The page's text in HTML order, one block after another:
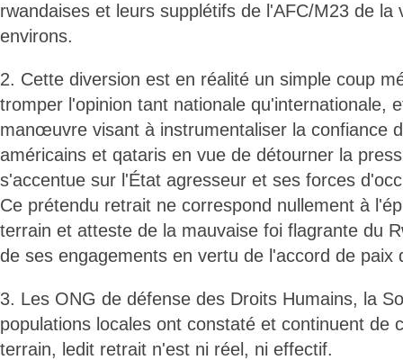
rwandaises et leurs supplétifs de l'AFC/M23 de la
environs.
2. Cette diversion est en réalité un simple coup
tromper l'opinion tant nationale qu'internationale,
manœuvre visant à instrumentaliser la confiance
américains et qataris en vue de détourner la
s'accentue sur l'État agresseur et ses forces
Ce prétendu retrait ne correspond nullement à
terrain et atteste de la mauvaise foi flagrante du
de ses engagements en vertu de l'accord de paix
3. Les ONG de défense des Droits Humains, la
populations locales ont constaté et continuent de
terrain, ledit retrait n'est ni réel, ni effectif.